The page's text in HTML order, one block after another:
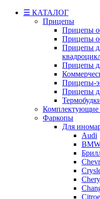
☰ КАТАЛОГ
Прицепы
Прицепы
Прицепы
Прицепы
Прицепы
Прицепы-
Прицепы
Комплектующие
Фаркопы
Для
Audi
Chery